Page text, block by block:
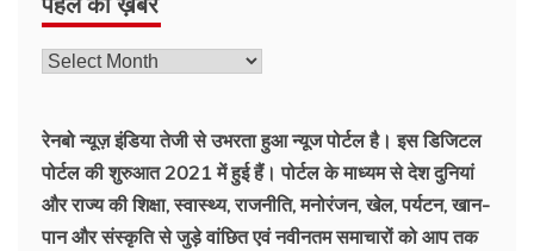
रेनबो न्यूज़ इंडिया तेजी से उभरता हुआ न्‍यूज पोर्टल है। इस डिजिटल
पोर्टल की शुरुआत 2021 में हुई हैं। पोर्टल के माध्यम से देश दुनियां
और राज्य की शिक्षा, स्वास्थ्य, राजनीति, मनोरंजन, खेल, पर्यटन, खान-
पान और संस्कृति से जुड़े वांछित एवं नवीनतम समाचारों को आप तक